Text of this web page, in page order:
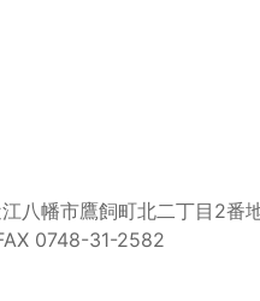
八幡市鷹飼町北二丁目2番
0748-31-2582